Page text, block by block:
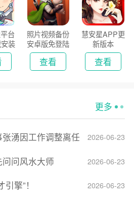
台
装
照片视频备份
安卓版免登陆
版
查看
慧安星APP更
新版本
查看
更多
2026-06-23
湧因工作调整离任
2026-06-23
问风水大师
2026-06-23
擎”！